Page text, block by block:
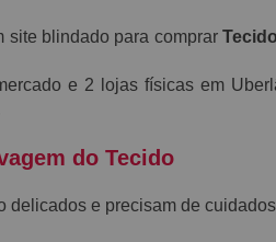
site blindado para comprar
e 2 lojas físicas em
do Tecido
delicados e precisam de